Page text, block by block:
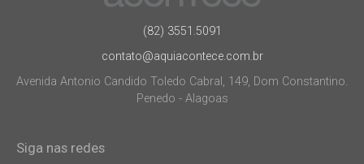
(82) 3551.5091
contato@aquiacontece.com.br
Avenida Antonio Candido Toledo Cabral, 149, Dom Constantino.
Penedo - Alagoas
Siga nas redes